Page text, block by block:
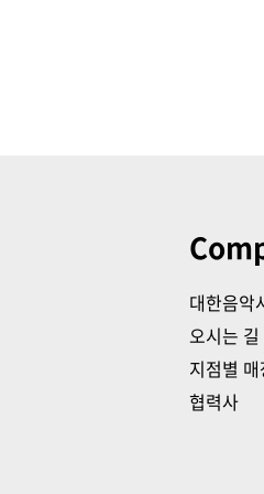
대한음악
오시는 길
지점별 매
협력사